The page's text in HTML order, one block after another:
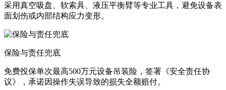
采用真空吸盘、软索具、液压平衡臂等专业工具，避免设备表
面划伤或内部结构应力变形。
保险与责任兜底
免费投保单次最高500万元设备吊装险，签署《安全责任协
议》，承诺因操作失误导致的损失全额赔付。